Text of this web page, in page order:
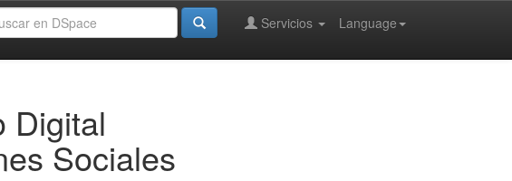
Language
Servicios
Digital
Sociales